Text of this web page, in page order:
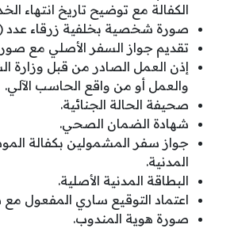
الكفالة مع توضيح تاريخ انتهاء
صورة شخصية بخلفية زرقاء عدد (2) بقياس
تقديم جواز السفر الأصلي مع
إذن العمل الصادر من قبل وزارة
والعمل أو من واقع الحاسب الآلي.
صحيفة الحالة الجنائية.
شهادة الضمان الصحي.
جواز سفر المشمولين بكفالة
المدنية.
البطاقة المدنية الأصلية.
اعتماد التوقيع ساري المفعول
صورة هوية المندوب.